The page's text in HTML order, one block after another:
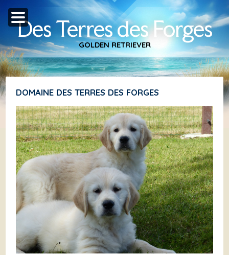
Des Terres des Forges
GOLDEN RETRIEVER
DOMAINE DES TERRES DES FORGES